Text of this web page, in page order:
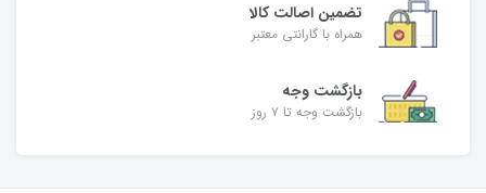
تضمین اصالت کالا
همراه با گارانتی معتبر
بازگشت وجه
بازگشت وجه تا ۷ روز